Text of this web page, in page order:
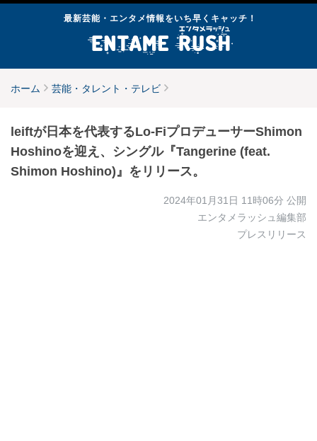
最新芸能・エンタメ情報をいち早くキャッチ！
ホーム 芸能・タレント・テレビ
leiftが日本を代表するLo-FiプロデューサーShimon
Hoshinoを迎え、シングル『Tangerine (feat.
Shimon Hoshino)』をリリース。
2024年01月31日 11時06分 公開
エンタメラッシュ編集部
プレスリリース